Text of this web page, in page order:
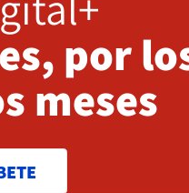
por
meses